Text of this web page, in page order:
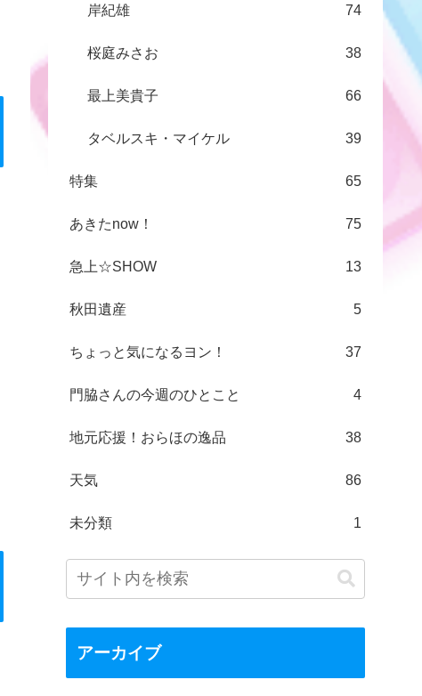
岸紀雄 74
桜庭みさお 38
最上美貴子 66
タベルスキ・マイケル 39
特集 65
あきたnow！ 75
急上☆SHOW 13
秋田遺産 5
ちょっと気になるヨン！ 37
門脇さんの今週のひとこと 4
地元応援！おらほの逸品 38
天気 86
未分類 1
アーカイブ